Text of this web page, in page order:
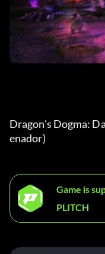
Dragon's Dogma:
enador)
Game is
PLITCH